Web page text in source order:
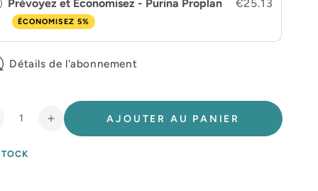
Prévoyez et Economisez - Purina Proplan
ÉCONOMISEZ 5%
€25.13
Détails de l'abonnement
AugmenterAJOUTER AU PANIER